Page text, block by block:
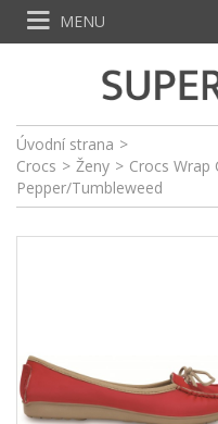
Úvodní strana >
Crocs > Ženy > Crocs Wrap
Pepper/Tumbleweed
MENU